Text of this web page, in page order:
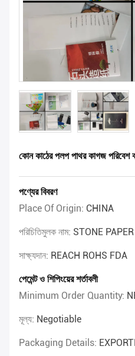
কোন কাঠের পলপ পাথর কাগজ পরিবেশ
পণ্যের বিবরণ
Place Of Origin: CHINA
পরিচিতিমুলক নাম: STONE PAPER
সাক্ষ্যদান: REACH ROHS FDA
পেমেন্ট ও শিপিংয়ের শর্তাবলী
Minimum Order Quantity:
মূল্য: Negotiable
Packaging Details: